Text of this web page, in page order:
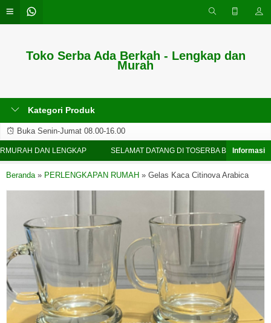
Toko Serba Ada Berkah - Lengkap dan
Murah
Kategori Produk
Buka Senin-Jumat 08.00-16.00
DAN LENGKAP SELAMAT DATANG DI TOSERBA BERKAH -
Beranda» PERLENGKAPAN RUMAH » Gelas Kaca Citinova Arabica